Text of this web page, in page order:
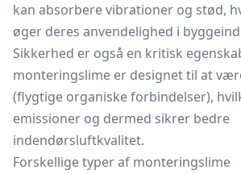
kan absorbere vibrationer og stød,
øger deres anvendelighed i
Sikkerhed er også en kritisk
monteringslime er designet til at
(flygtige organiske forbindelser),
emissioner og dermed sikrer bedre
indendørsluftkvalitet.
Forskellige typer af monteringslime